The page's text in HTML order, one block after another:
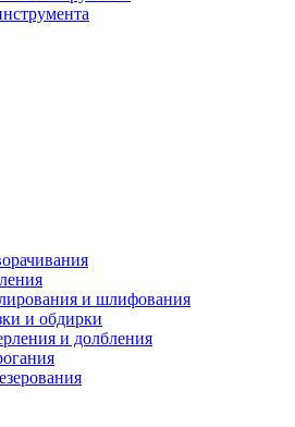
и шлифования
и обдирки
и долбления